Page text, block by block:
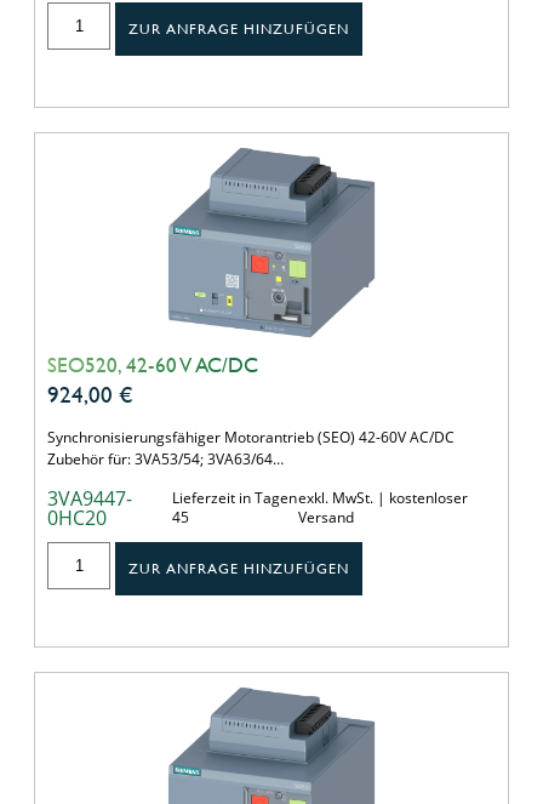
ZUR ANFRAGE HINZUFÜGEN
SEO520, 42-60 V AC/DC
924,00 €
Synchronisierungsfähiger Motorantrieb (SEO) 42-60V AC/DC
Zubehör für: 3VA53/54; 3VA63/64…
3VA9447-
0HC20
Lieferzeit in Tagen
45
exkl. MwSt. | kostenloser
Versand
ZUR ANFRAGE HINZUFÜGEN